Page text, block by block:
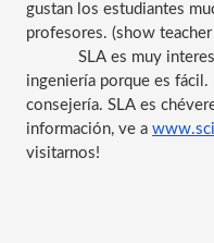
gustan los estudiantes
profesores. (show
SLA es muy
ingeniería porque es fácil.
consejería. SLA es
información, ve a
visitarnos!